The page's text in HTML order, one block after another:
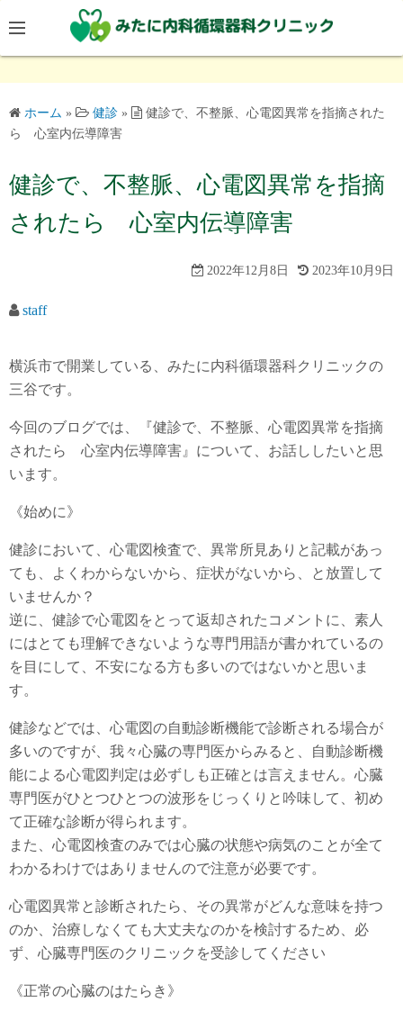
ン
テ
ン
へ
キ
ッ
プ
ホーム » 健診 »
健診で、不整脈、心電図異常を指摘された
ら 心室内伝導障害
健診で、不整脈、心電図異常を指摘
されたら 心室内伝導障害
2022年12月8日 2023年10月9日
staff
横浜市で開業している、みたに内科循環器科クリニックの
三谷です。
今回のブログでは、『健診で、不整脈、心電図異常を指摘
されたら 心室内伝導障害』について、お話ししたいと思
います。
《始めに》
健診において、心電図検査で、異常所見ありと記載があっ
ても、よくわからないから、症状がないから、と放置して
いませんか？
逆に、健診で心電図をとって返却されたコメントに、素人
にはとても理解できないような専門用語が書かれているの
を目にして、不安になる方も多いのではないかと思いま
す。
健診などでは、心電図の自動診断機能で診断される場合が
多いのですが、我々心臓の専門医からみると、自動診断機
能による心電図判定は必ずしも正確とは言えません。心臓
専門医がひとつひとつの波形をじっくりと吟味して、初め
て正確な診断が得られます。
また、心電図検査のみでは心臓の状態や病気のことが全て
わかるわけではありませんので注意が必要です。
心電図異常と診断されたら、その異常がどんな意味を持つ
のか、治療しなくても大丈夫なのかを検討するため、必
ず、心臓専門医のクリニックを受診してください
《正常の心臓のはたらき》